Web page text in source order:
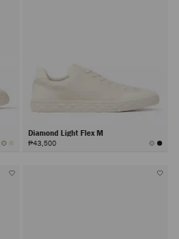
Diamond Light Flex M
₱43,500